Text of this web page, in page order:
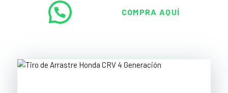
COMPRA AQUÍ